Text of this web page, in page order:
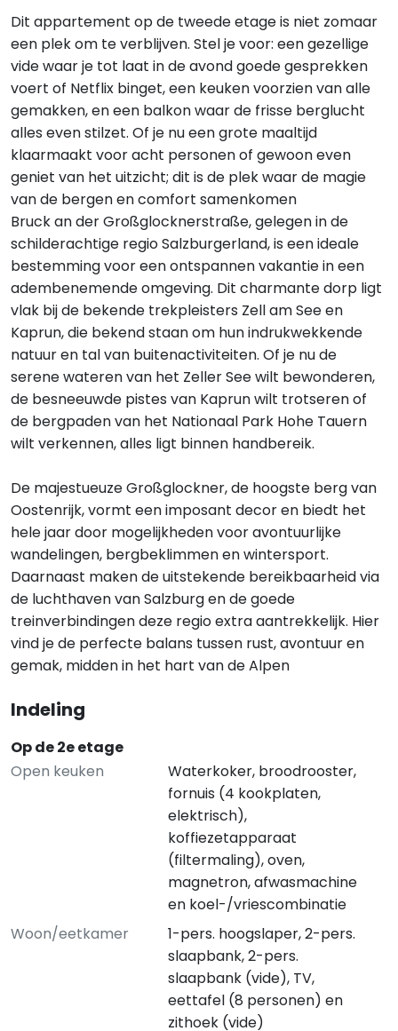
Dit appartement op de tweede etage is niet zomaar
een plek om te verblijven. Stel je voor: een gezellige
vide waar je tot laat in de avond goede gesprekken
voert of Netflix binget, een keuken voorzien van alle
gemakken, en een balkon waar de frisse berglucht
alles even stilzet. Of je nu een grote maaltijd
klaarmaakt voor acht personen of gewoon even
geniet van het uitzicht; dit is de plek waar de magie
van de bergen en comfort samenkomen
Bruck an der Großglocknerstraße, gelegen in de
schilderachtige regio Salzburgerland, is een ideale
bestemming voor een ontspannen vakantie in een
adembenemende omgeving. Dit charmante dorp ligt
vlak bij de bekende trekpleisters Zell am See en
Kaprun, die bekend staan om hun indrukwekkende
natuur en tal van buitenactiviteiten. Of je nu de
serene wateren van het Zeller See wilt bewonderen,
de besneeuwde pistes van Kaprun wilt trotseren of
de bergpaden van het Nationaal Park Hohe Tauern
wilt verkennen, alles ligt binnen handbereik.
De majestueuze Großglockner, de hoogste berg van
Oostenrijk, vormt een imposant decor en biedt het
hele jaar door mogelijkheden voor avontuurlijke
wandelingen, bergbeklimmen en wintersport.
Daarnaast maken de uitstekende bereikbaarheid via
de luchthaven van Salzburg en de goede
treinverbindingen deze regio extra aantrekkelijk. Hier
vind je de perfecte balans tussen rust, avontuur en
gemak, midden in het hart van de Alpen
Indeling
Op de 2e etage
Open keuken
Waterkoker, broodrooster,
fornuis (4 kookplaten,
elektrisch),
koffiezetapparaat
(filtermaling), oven,
magnetron, afwasmachine
en koel-/vriescombinatie
Woon/eetkamer
1-pers. hoogslaper, 2-pers.
slaapbank, 2-pers.
slaapbank (vide), TV,
eettafel (8 personen) en
zithoek (vide)